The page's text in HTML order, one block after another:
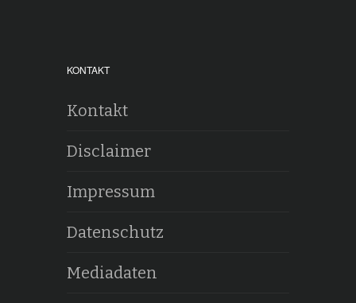
KONTAKT
Kontakt
Disclaimer
Impressum
Datenschutz
Mediadaten